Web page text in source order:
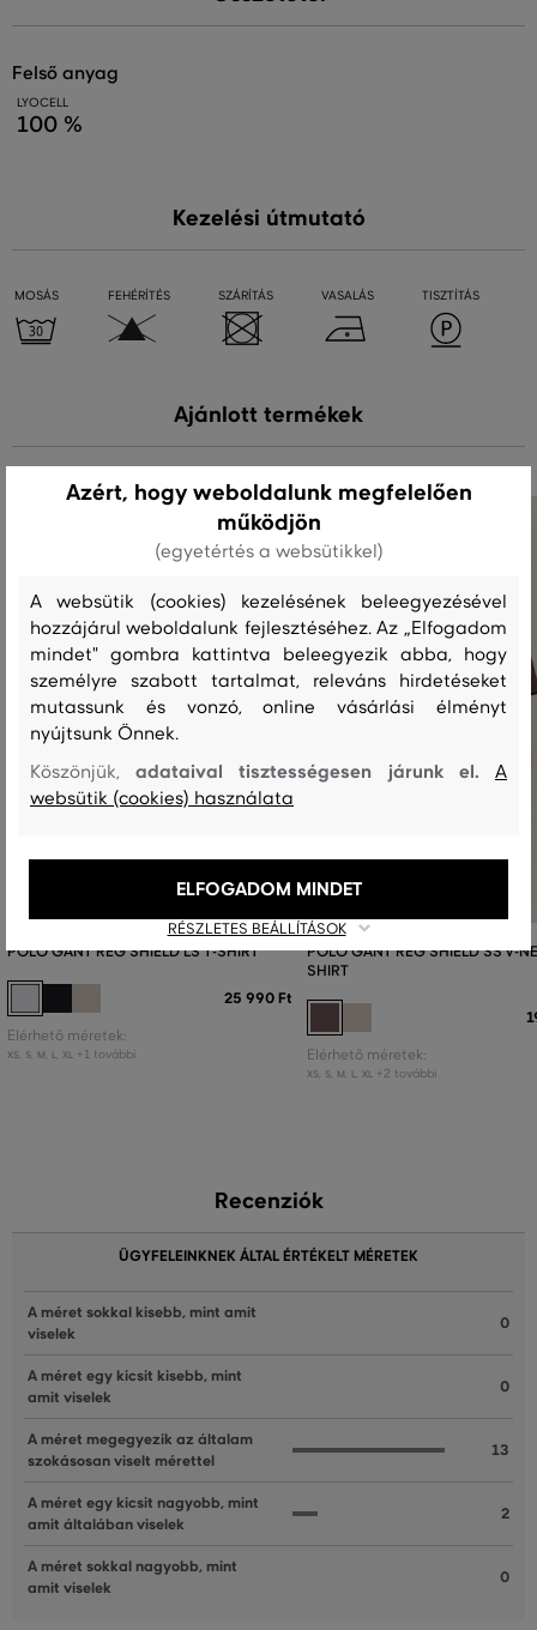
felső anyag
LYOCELL
100 %
Kezelési útmutató
MOSÁS FEHÉRÍTÉS SZÁRÍTÁS VASALÁS TISZTÍTÁS
Ajánlott termékek
PÓLÓ GANT REG SHIELD LS T-SHIRT
25 990 Ft
Elérhető méretek:
XS S M L XL +1 további
PÓLÓ GANT REG SHIELD SS V-
SHIRT
Elérhető méretek:
XS S M L XL +2 további
Recenziók
ÜGYFELEINKNEK ÁLTAL ÉRTÉKELT MÉRETEK
A méret sokkal kisebb, mint amit
viselek
0
A méret egy kicsit kisebb, mint
amit viselek
0
A méret megegyezik az általam
szokásosan viselt mérettel
13
A méret egy kicsit nagyobb, mint
amit általában viselek
2
A méret sokkal nagyobb, mint
amit viselek
0
Azért, hogy weboldalunk megfelelően
működjön
(egyetértés a websütikkel)
A websütik (cookies) kezelésének beleegyezésével
hozzájárul weboldalunk fejlesztéséhez. Az „Elfogadom
mindet" gombra kattintva beleegyezik abba, hogy
személyre szabott tartalmat, releváns hirdetéseket
mutassunk és vonzó, online vásárlási élményt
nyújtsunk Önnek.
Köszönjük,adataival tisztességesen járunk el.A
websütik (cookies) használata
RÉSZLETES BEÁLLÍTÁSOK
ELFOGADOM MINDET